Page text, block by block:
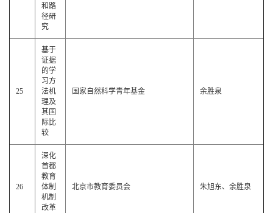
和路
径研
究
25
基于
证据
的学
习方
法机
理及
其国
际比
较
国家自然科学青年基金 余胜泉
26
深化
首都
教育
体制
机制
改革
北京市教育委员会 朱旭东、余胜泉